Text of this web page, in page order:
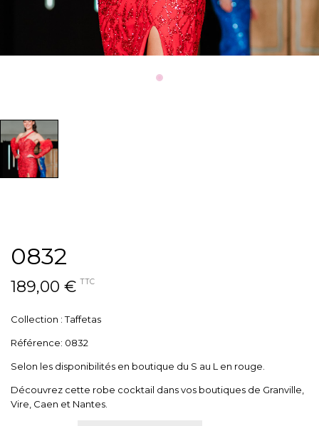
0832
189,00 € TTC
Collection : Taffetas
Référence: 0832
Selon les disponibilités en boutique du S au L en rouge.
Découvrez cette robe cocktail dans vos boutiques de Granville,
Vire, Caen et Nantes.